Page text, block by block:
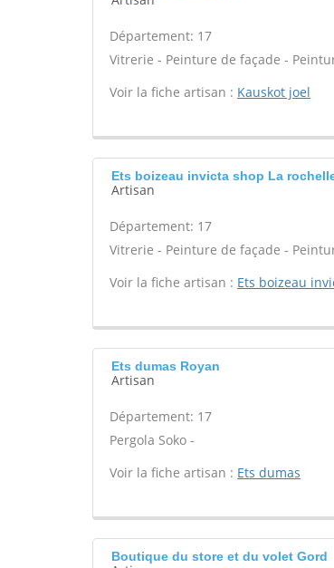
Département: 17
Vitrerie - Peinture de façade -
Voir la fiche artisan : Kauskot joel
Ets boizeau invicta shop La
Artisan
Département: 17
Vitrerie - Peinture de façade -
Voir la fiche artisan : Ets boizeau
Ets dumas Royan
Artisan
Département: 17
Pergola Soko -
Voir la fiche artisan : Ets dumas
Boutique du store et du volet Gord